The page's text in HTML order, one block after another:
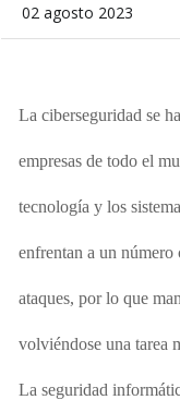
02 agosto 2023
La ciberseguridad se
empresas de todo el
tecnología y los
enfrentan a un número
ataques, por lo que
volviéndose una tarea
La seguridad